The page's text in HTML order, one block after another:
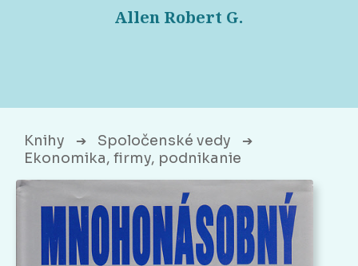
Allen Robert G.
Knihy ➔ Spoločenské vedy ➔
Ekonomika, firmy, podnikanie